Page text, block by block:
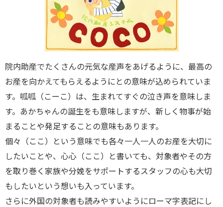
院内助産でたくさんの元気な産声をあげるように、最高の
お産を向かえてもらえるようにとの意味が込められていま
す。呱呱（こーこ）は、生まれてすぐの泣き声を意味しま
す。あかちゃんの誕生をも意味しますが、新しく物事が始
まることや発足することの意味もあります。
個々（ここ）という意味でも各々一人一人のお産を大切に
したいことや、心心（ここ）と書いても、対象者やその方
を取り巻く家族や分娩をサポートするスタッフの心も大切
もしたいという想いも入っています。
さらに外国の対象者も読みやすいようにローマ字表記にし